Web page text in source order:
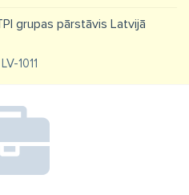
grupas pārstāvis Latvijā
1011